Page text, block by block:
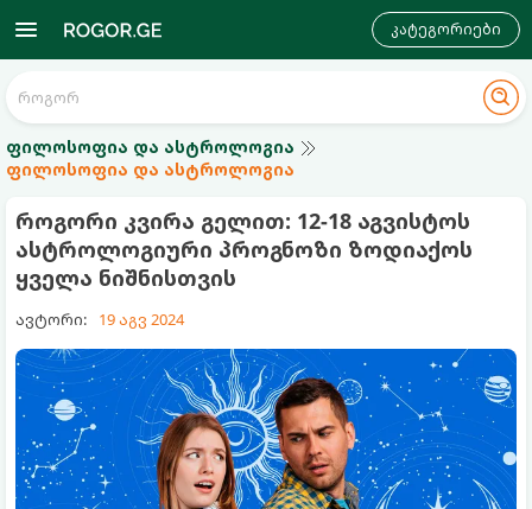
კატეგორიები
ფილოსოფია და ასტროლოგია
ფილოსოფია და ასტროლოგია
როგორი კვირა გელით: 12-18 აგვისტოს
ასტროლოგიური პროგნოზი ზოდიაქოს
ყველა ნიშნისთვის
ავტორი: 19 აგვ 2024